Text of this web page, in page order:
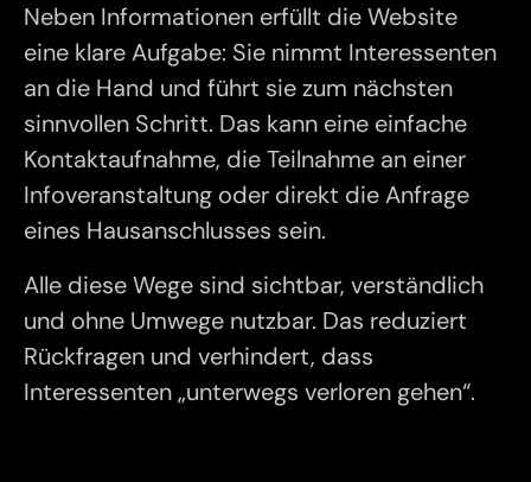
Neben Informationen erfüllt die Website
eine klare Aufgabe: Sie nimmt Interessenten
an die Hand und führt sie zum nächsten
sinnvollen Schritt. Das kann eine einfache
Kontaktaufnahme, die Teilnahme an einer
Infoveranstaltung oder direkt die Anfrage
eines Hausanschlusses sein.
Alle diese Wege sind sichtbar, verständlich
und ohne Umwege nutzbar. Das reduziert
Rückfragen und verhindert, dass
Interessenten „unterwegs verloren gehen“.